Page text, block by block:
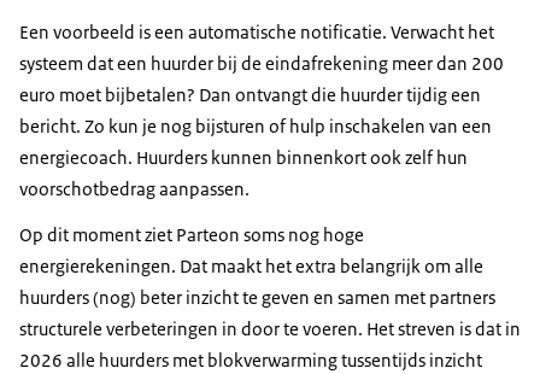
Een voorbeeld is een automatische notificatie. Verwacht het
systeem dat een huurder bij de eindafrekening meer dan 200
euro moet bijbetalen? Dan ontvangt die huurder tijdig een
bericht. Zo kun je nog bijsturen of hulp inschakelen van een
energiecoach. Huurders kunnen binnenkort ook zelf hun
voorschotbedrag aanpassen.
Op dit moment ziet Parteon soms nog hoge
energierekeningen. Dat maakt het extra belangrijk om alle
huurders (nog) beter inzicht te geven en samen met partners
structurele verbeteringen in door te voeren. Het streven is dat in
2026 alle huurders met blokverwarming tussentijds inzicht